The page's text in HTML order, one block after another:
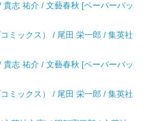
志 祐介 / 文藝春秋 [ペーパーバッ
ミックス） / 尾田 栄一郎 / 集英社
志 祐介 / 文藝春秋 [ペーパーバッ
ミックス） / 尾田 栄一郎 / 集英社